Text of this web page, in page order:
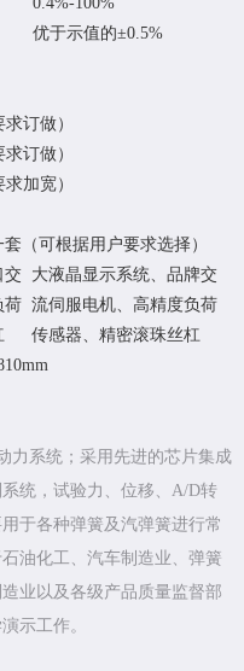
优于示值的±0.5%
订做）
订做）
加宽）
（可根据用户要求选择）
交
荷
大液晶显示系统、品牌交
流伺服电机、高精度负荷
传感器、精密滚珠丝杠
力系统；采用先进的芯片集成
统，试验力、位移、A/D转
于各种弹簧及汽弹簧进行常
油化工、汽车制造业、弹簧
业以及各级产品质量监督部
示工作。